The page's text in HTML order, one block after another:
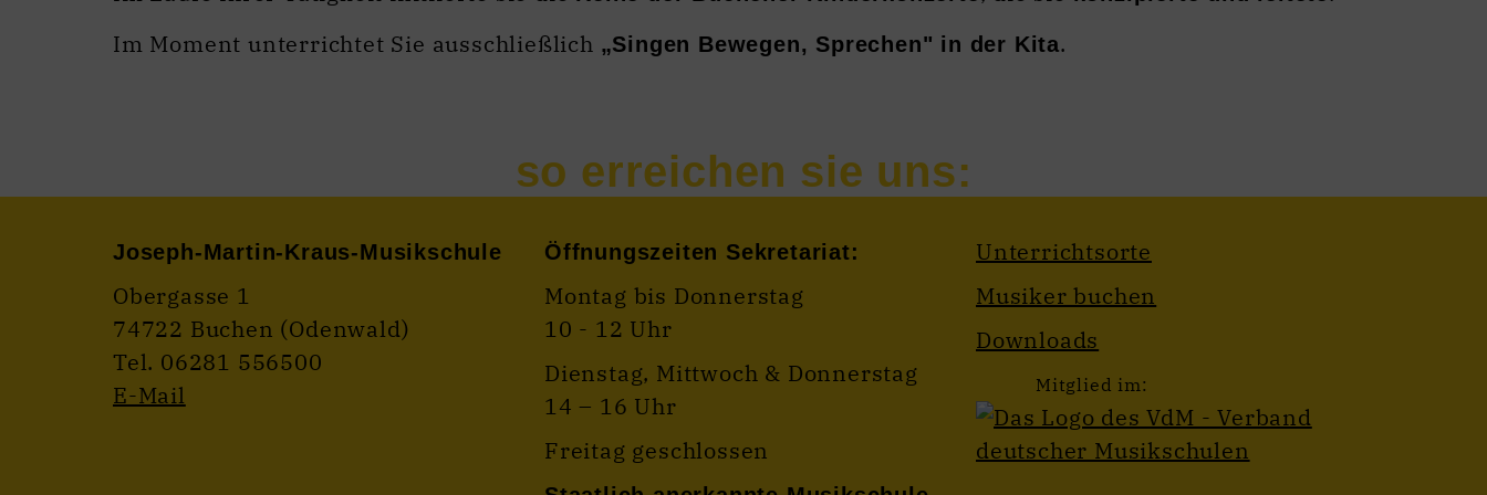
Im Moment unterrichtet Sie ausschließlich „Singen Bewegen, Sprechen" in der Kita.
Joseph-Martin-Kraus-Musikschule
Obergasse 1
74722 Buchen (Odenwald)
Tel. 06281 556500
E-Mail
Öffnungszeiten Sekretariat:
Montag bis Donnerstag
10 - 12 Uhr
Dienstag, Mittwoch & Donnerstag
14 – 16 Uhr
Freitag geschlossen
Unterrichtsorte
Musiker buchen
Downloads
Mitglied im: